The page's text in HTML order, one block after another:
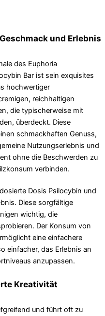
und Erlebnis
des Euphoria
Bar ist sein exquisites
hochwertiger
reichhaltigen
die typischerweise mit
überdeckt. Diese
schmackhaften Genuss,
Nutzungserlebnis und
ohne die Beschwerden zu
verbinden.
Dosis Psilocybin und
Diese sorgfältige
wichtig, die
Der Konsum von
eine einfachere
einfacher, das Erlebnis an
anzupassen.
Kreativität
und führt oft zu